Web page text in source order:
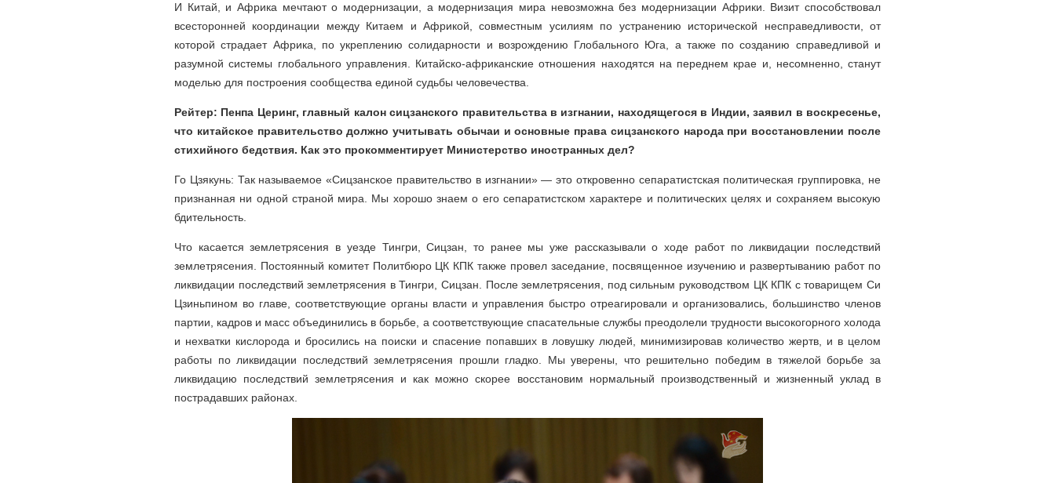
И Китай, и Африка мечтают о модернизации, а модернизация мира невозможна без модернизации Африки. Визит способствовал
всесторонней координации между Китаем и Африкой, совместным усилиям по устранению исторической несправедливости, от
которой страдает Африка, по укреплению солидарности и возрождению Глобального Юга, а также по созданию справедливой и
разумной системы глобального управления. Китайско-африканские отношения находятся на переднем крае и, несомненно, станут
моделью для построения сообщества единой судьбы человечества.
Рейтер: Пенпа Церинг, главный калон сицзанского правительства в изгнании, находящегося в Индии, заявил в воскресенье,
что китайское правительство должно учитывать обычаи и основные права сицзанского народа при восстановлении после
стихийного бедствия. Как это прокомментирует Министерство иностранных дел?
Го Цзякунь: Так называемое «Сицзанское правительство в изгнании» — это откровенно сепаратистская политическая группировка, не
признанная ни одной страной мира. Мы хорошо знаем о его сепаратистском характере и политических целях и сохраняем высокую
бдительность.
Что касается землетрясения в уезде Тингри, Сицзан, то ранее мы уже рассказывали о ходе работ по ликвидации последствий
землетрясения. Постоянный комитет Политбюро ЦК КПК также провел заседание, посвященное изучению и развертыванию работ по
ликвидации последствий землетрясения в Тингри, Сицзан. После землетрясения, под сильным руководством ЦК КПК с товарищем Си
Цзиньпином во главе, соответствующие органы власти и управления быстро отреагировали и организовались, большинство членов
партии, кадров и масс объединились в борьбе, а соответствующие спасательные службы преодолели трудности высокогорного холода
и нехватки кислорода и бросились на поиски и спасение попавших в ловушку людей, минимизировав количество жертв, и в целом
работы по ликвидации последствий землетрясения прошли гладко. Мы уверены, что решительно победим в тяжелой борьбе за
ликвидацию последствий землетрясения и как можно скорее восстановим нормальный производственный и жизненный уклад в
пострадавших районах.